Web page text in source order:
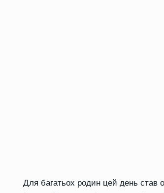
Для багатьох родин цей день став